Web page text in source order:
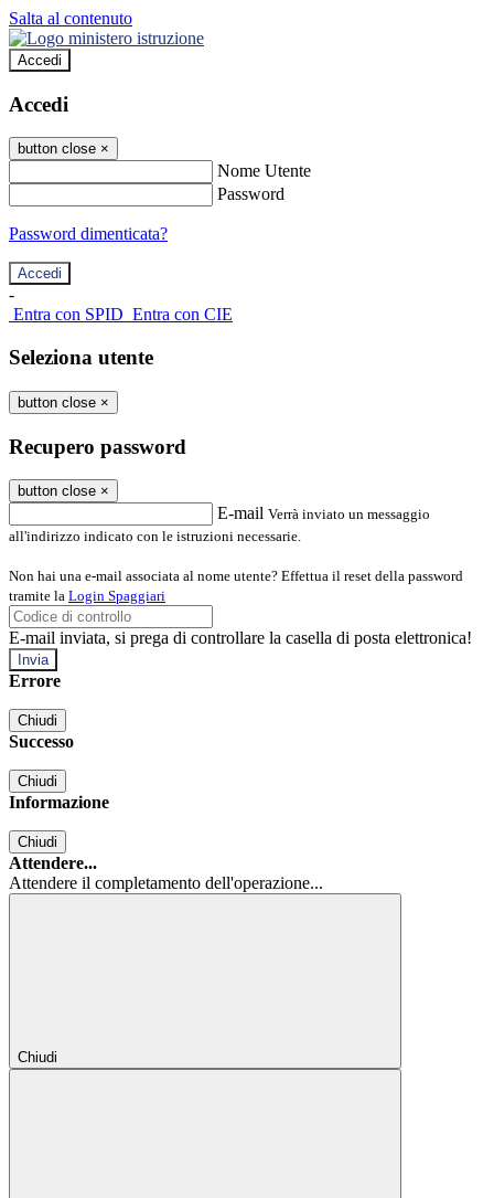
Salta al contenuto
Accedi
Accedi
button close ×
Nome Utente
Password
Password dimenticata?
-
Entra con SPID Entra con CIE
Seleziona utente
button close ×
Recupero password
button close ×
E-mail Verrà inviato un messaggio
all'indirizzo indicato con le istruzioni necessarie.
Non hai una e-mail associata al nome utente? Effettua il reset della password
tramite la Login Spaggiari
E-mail inviata, si prega di controllare la casella di posta elettronica!
Errore
Chiudi
Successo
Chiudi
Informazione
Chiudi
Attendere...
Attendere il completamento dell'operazione...
Chiudi